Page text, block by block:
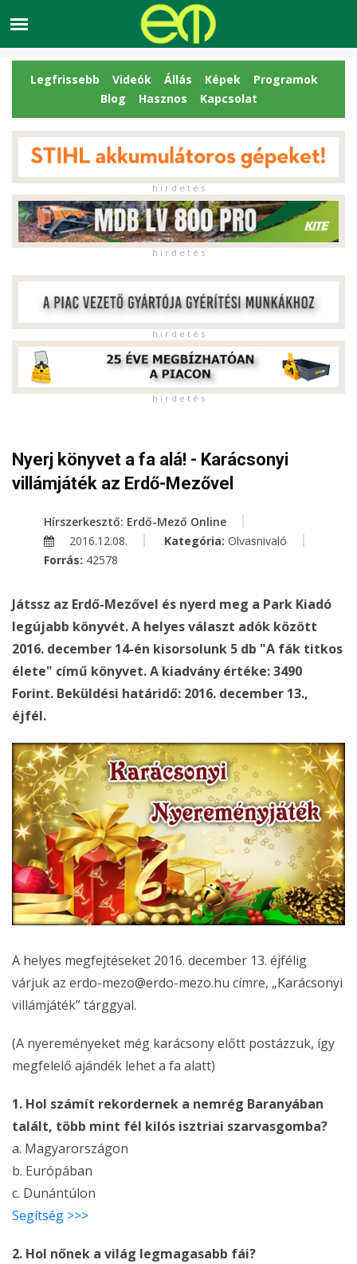
Legfrissebb Videók Állás Képek
Programok
Blog
Hasznos Kapcsolat
h i r d e t é s
h i r d e t é s
h i r d e t é s
h i r d e t é s
Nyerj könyvet a fa alá! - Karácsonyi
villámjáték az Erdő-Mezővel
Hírszerkesztő: Erdő-Mező Online
2016.12.08.
Kategória: Olvasnivaló
Forrás: 42578
Játssz az Erdő-Mezővel és nyerd meg a Park Kiadó
legújabb könyvét. A helyes választ adók között
2016. december 14-én kisorsolunk 5 db "A fák titkos
élete" című könyvet. A kiadvány értéke: 3490
Forint. Beküldési határidő: 2016. december 13.,
éjfél.
A helyes megfejtéseket 2016. december 13. éjfélig
várjuk az erdo-mezo@erdo-mezo.hu címre, „Karácsonyi
villámjáték” tárggyal.
(A nyereményeket még karácsony előtt postázzuk, így
megfelelő ajándék lehet a fa alatt)
1. Hol számít rekordernek a nemrég Baranyában
talált, több mint fél kilós isztriai szarvasgomba?
a. Magyarországon
b. Európában
c. Dunántúlon
Segítség >>>
2. Hol nőnek a világ legmagasabb fái?